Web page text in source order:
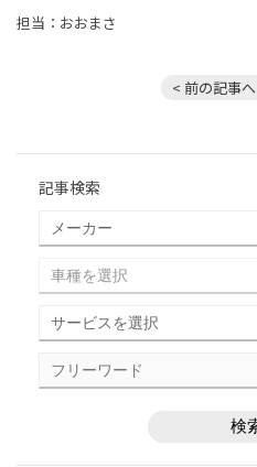
担当：おおまさ
< 前の記事へ
記事検索